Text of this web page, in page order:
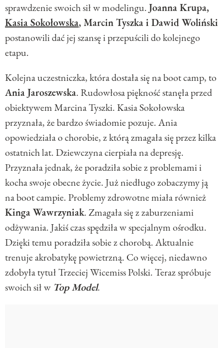
sprawdzenie swoich sił w modelingu.Joanna Krupa,
Kasia Sokołowska, Marcin Tyszka i Dawid Woliński
postanowili dać jej szansę i przepuścili do kolejnego
etapu.
Kolejna uczestniczka, która dostała się na boot camp, to
Ania Jaroszewska. Rudowłosa piękność stanęła przed
obiektywem Marcina Tyszki. Kasia Sokołowska
przyznała, że bardzo świadomie pozuje. Ania
opowiedziała o chorobie, z którą zmagała się przez kilka
ostatnich lat. Dziewczyna cierpiała na depresję.
Przyznała jednak, że poradziła sobie z problemami i
kocha swoje obecne życie. Już niedługo zobaczymy ją
na boot campie. Problemy zdrowotne miała również
Kinga Wawrzyniak. Zmagała się z zaburzeniami
odżywania. Jakiś czas spędziła w specjalnym ośrodku.
Dzięki temu poradziła sobie z chorobą. Aktualnie
trenuje akrobatykę powietrzną. Co więcej, niedawno
zdobyła tytuł Trzeciej Wicemiss Polski. Teraz spróbuje
swoich sił w Top Model.